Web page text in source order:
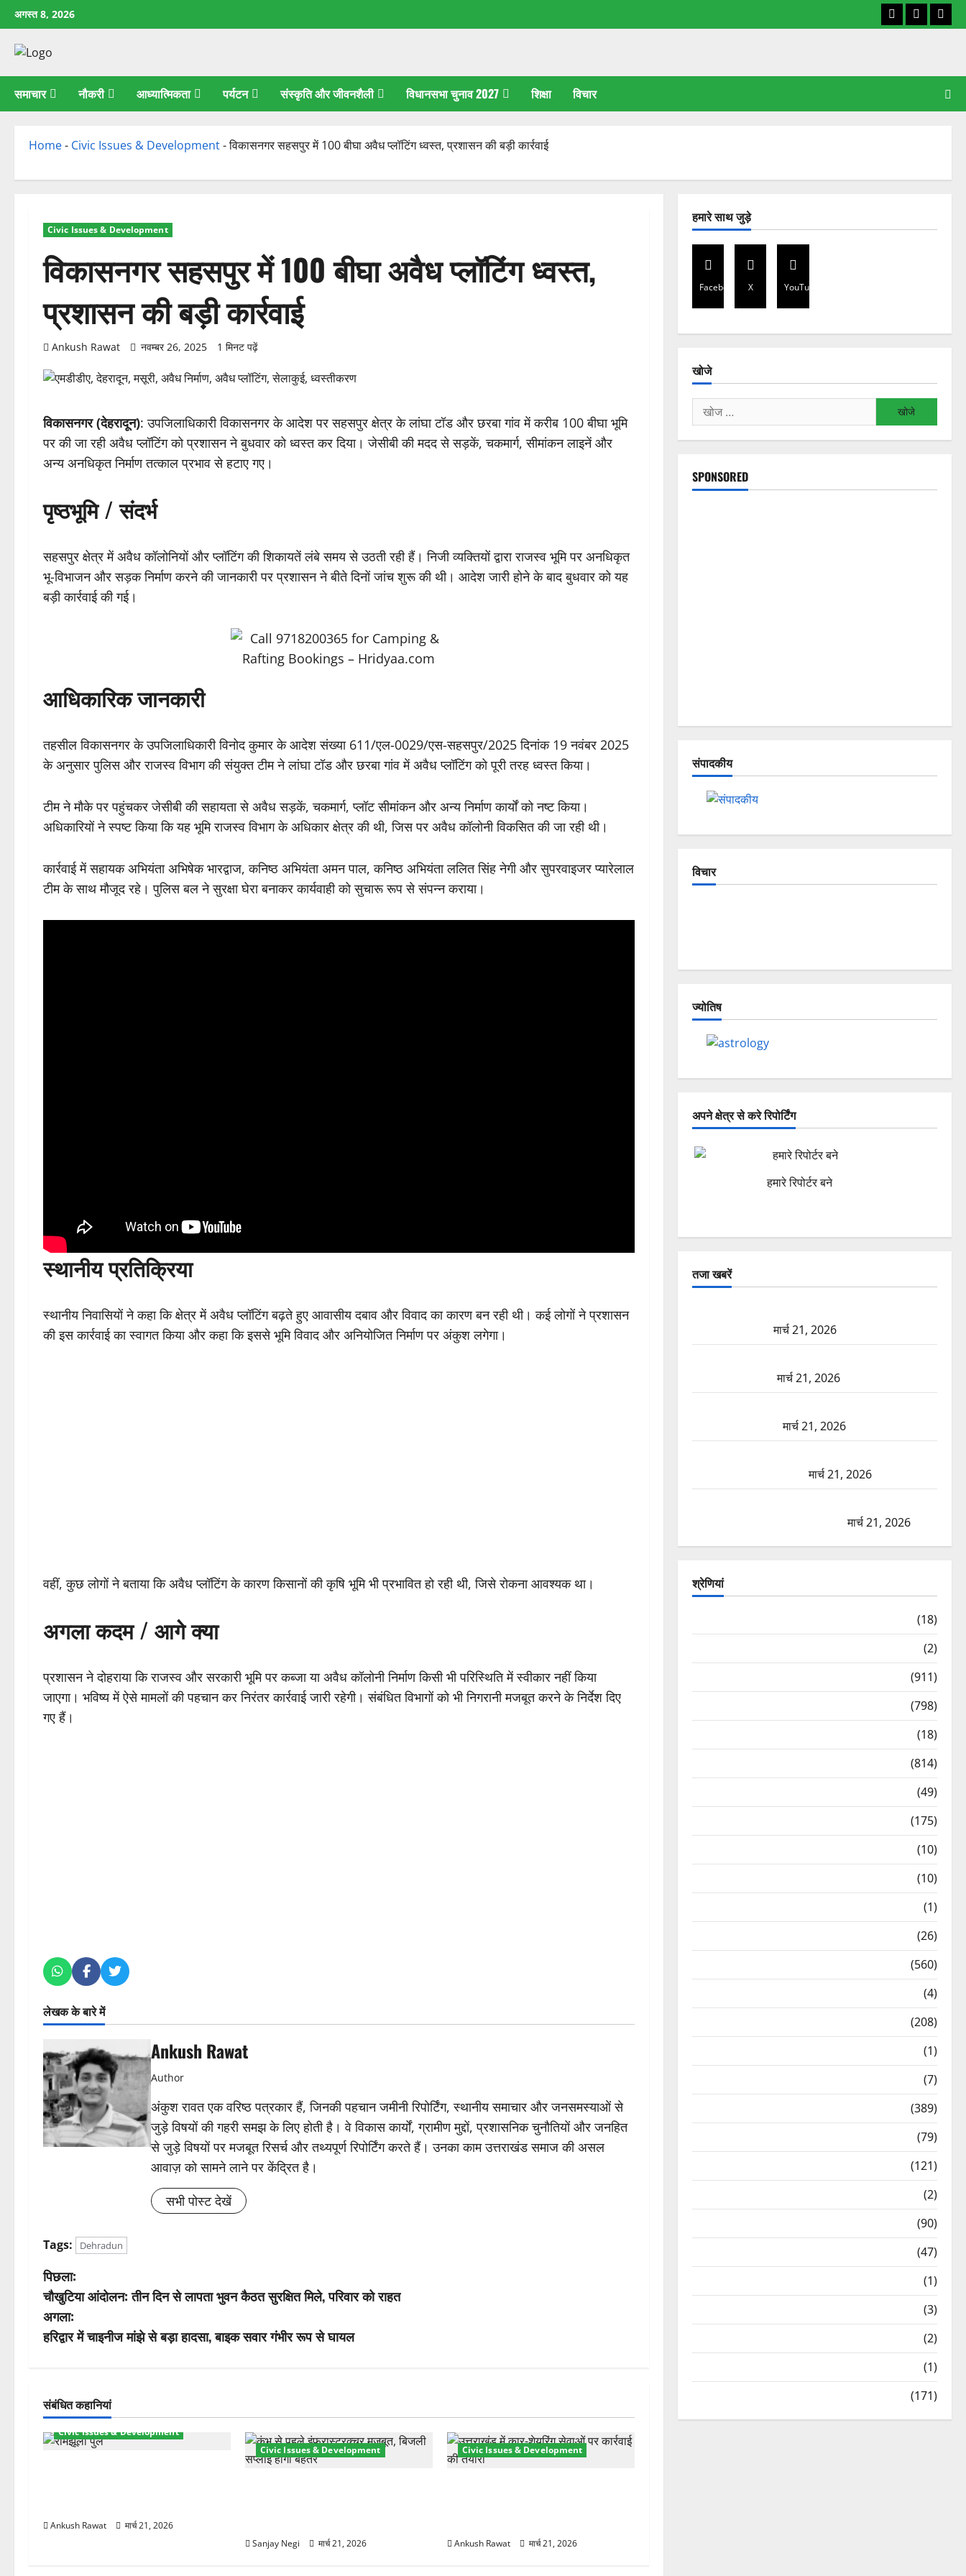
छोड़कर
सामग्री
अगस्त 8, 2026 Facebook
X
समाचार नौकरी आध्यात्मिकता पर्यटन संस्कृति और जीवनशैली विधानसभा चुनाव 2027 शिक्षा विचार
Home- Civic Issues & Development-विकासनगर सहसपुर में 100 बीघा अवैध प्लॉटिंग ध्वस्त, प्रशासन की बड़ी कार्रवाई
Civic Issues & Development
विकासनगर सहसपुर में 100 बीघा अवैध प्लॉटिंग ध्वस्त,
प्रशासन की बड़ी कार्रवाई
Ankush Rawat नवम्बर 26, 2025 1 मिनट पढ़ें
विकासनगर (देहरादून): उपजिलाधिकारी विकासनगर के आदेश पर सहसपुर क्षेत्र के लांघा टॉड और छरबा गांव में करीब 100 बीघा भूमि
पर की जा रही अवैध प्लॉटिंग को प्रशासन ने बुधवार को ध्वस्त कर दिया। जेसीबी की मदद से सड़कें, चकमार्ग, सीमांकन लाइनें और
अन्य अनधिकृत निर्माण तत्काल प्रभाव से हटाए गए।
पृष्ठभूमि / संदर्भ
सहसपुर क्षेत्र में अवैध कॉलोनियों और प्लॉटिंग की शिकायतें लंबे समय से उठती रही हैं। निजी व्यक्तियों द्वारा राजस्व भूमि पर अनधिकृत
भू-विभाजन और सड़क निर्माण करने की जानकारी पर प्रशासन ने बीते दिनों जांच शुरू की थी। आदेश जारी होने के बाद बुधवार को यह
बड़ी कार्रवाई की गई।
आधिकारिक जानकारी
तहसील विकासनगर के उपजिलाधिकारी विनोद कुमार के आदेश संख्या 611/एल-0029/एस-सहसपुर/2025 दिनांक 19 नवंबर 2025
के अनुसार पुलिस और राजस्व विभाग की संयुक्त टीम ने लांघा टॉड और छरबा गांव में अवैध प्लॉटिंग को पूरी तरह ध्वस्त किया।
टीम ने मौके पर पहुंचकर जेसीबी की सहायता से अवैध सड़कें, चकमार्ग, प्लॉट सीमांकन और अन्य निर्माण कार्यों को नष्ट किया।
अधिकारियों ने स्पष्ट किया कि यह भूमि राजस्व विभाग के अधिकार क्षेत्र की थी, जिस पर अवैध कॉलोनी विकसित की जा रही थी।
कार्रवाई में सहायक अभियंता अभिषेक भारद्वाज, कनिष्ठ अभियंता अमन पाल, कनिष्ठ अभियंता ललित सिंह नेगी और सुपरवाइजर प्यारेलाल
टीम के साथ मौजूद रहे। पुलिस बल ने सुरक्षा घेरा बनाकर कार्यवाही को सुचारू रूप से संपन्न कराया।
स्थानीय प्रतिक्रिया
स्थानीय निवासियों ने कहा कि क्षेत्र में अवैध प्लॉटिंग बढ़ते हुए आवासीय दबाव और विवाद का कारण बन रही थी। कई लोगों ने प्रशासन
की इस कार्रवाई का स्वागत किया और कहा कि इससे भूमि विवाद और अनियोजित निर्माण पर अंकुश लगेगा।
वहीं, कुछ लोगों ने बताया कि अवैध प्लॉटिंग के कारण किसानों की कृषि भूमि भी प्रभावित हो रही थी, जिसे रोकना आवश्यक था।
अगला कदम / आगे क्या
प्रशासन ने दोहराया कि राजस्व और सरकारी भूमि पर कब्जा या अवैध कॉलोनी निर्माण किसी भी परिस्थिति में स्वीकार नहीं किया
जाएगा। भविष्य में ऐसे मामलों की पहचान कर निरंतर कार्रवाई जारी रहेगी। संबंधित विभागों को भी निगरानी मजबूत करने के निर्देश दिए
गए हैं।
लेखक के बारे में
Ankush Rawat
Author
अंकुश रावत एक वरिष्ठ पत्रकार हैं, जिनकी पहचान जमीनी रिपोर्टिंग, स्थानीय समाचार और जनसमस्याओं से
जुड़े विषयों की गहरी समझ के लिए होती है। वे विकास कार्यों, ग्रामीण मुद्दों, प्रशासनिक चुनौतियों और जनहित
से जुड़े विषयों पर मजबूत रिसर्च और तथ्यपूर्ण रिपोर्टिंग करते हैं। उनका काम उत्तराखंड समाज की असल
आवाज़ को सामने लाने पर केंद्रित है।
सभी पोस्ट देखें
Tags: Dehradun
पो
स्ट
ने
गे
श
पिछला:
चौखुटिया आंदोलन: तीन दिन से लापता भुवन कैठत सुरक्षित मिले, परिवार को राहत
अगला:
हरिद्वार में चाइनीज मांझे से बड़ा हादसा, बाइक सवार गंभीर रूप से घायल
संबंधित कहानियां
Civic Issues & Development
Ankush Rawat मार्च 21, 2026
Civic Issues & Development
Sanjay Negi मार्च 21, 2026
Civic Issues & Development
Ankush Rawat मार्च 21, 2026
हमारे साथ जुड़े
Facebook X YouTube
खोजे
निम्न
को
खोजें:
SPONSORED
संपादकीय
विचार
ज्योतिष
अपने क्षेत्र से करे रिपोर्टिंग
हमारे रिपोर्टर बने
तजा खबरें
मार्च 21, 2026
मार्च 21, 2026
मार्च 21, 2026
मार्च 21, 2026
मार्च 21, 2026
श्रेणियां
(18)
(2)
(911)
(798)
(18)
(814)
(49)
(175)
(10)
(10)
(1)
(26)
(560)
(4)
(208)
(1)
(7)
(389)
(79)
(121)
(2)
(90)
(47)
(1)
(3)
(2)
(1)
(171)